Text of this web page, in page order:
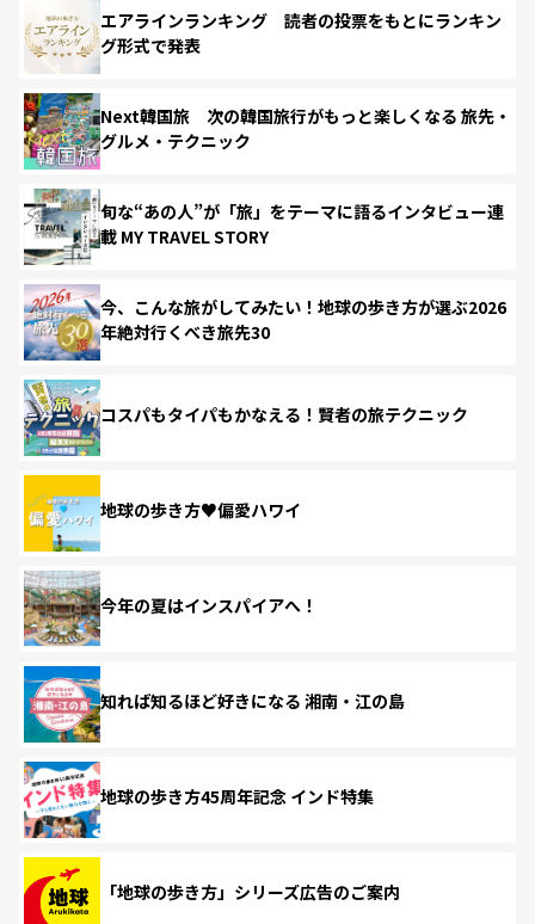
エアラインランキング 読者の投票をもとにランキン
グ形式で発表
Next韓国旅 次の韓国旅行がもっと楽しくなる 旅先・
グルメ・テクニック
旬な“あの人”が「旅」をテーマに語るインタビュー連
載 MY TRAVEL STORY
今、こんな旅がしてみたい！地球の歩き方が選ぶ2026
年絶対行くべき旅先30
コスパもタイパもかなえる！賢者の旅テクニック
地球の歩き方♥偏愛ハワイ
今年の夏はインスパイアへ！
知れば知るほど好きになる 湘南・江の島
地球の歩き方45周年記念 インド特集
「地球の歩き方」シリーズ広告のご案内